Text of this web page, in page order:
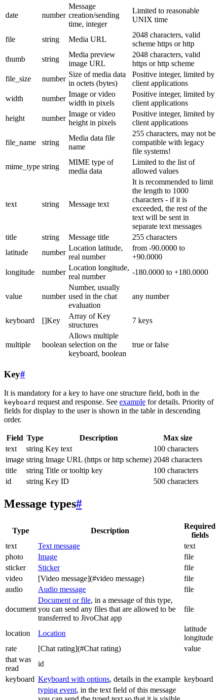
date number
Message
creation/sending
time, integer
Limited to reasonable
UNIX time
file string Media URL
2048 characters, valid
scheme https or http
thumb
string
Media preview
image URL
2048 characters, valid
https or http scheme
file_size
number
Size of media data
in octets (bytes)
Positive integer, limited by
client applications
width
number
Image or video
width in pixels
Positive integer, limited by
client applications
height
number
Image or video
height in pixels
Positive integer, limited by
client applications
file_name string
Media data file
name
255 characters, may not be
compatible with legacy
file systems!
mime_type string
MIME type of
media data
Limited to the list of
allowed values
text string Message text
It is recommended to limit
the length to 1000
characters - if it is
exceeded, the rest of the
text will be sent in
separate text messages
title
string Message title
255 characters
latitude
number
Location latitude,
real number
from -90.0000 to
+90.0000
longitude
number
Location longitude,
real number
-180.0000 to +180.0000
value number
Number, usually
used in the chat
evaluation
any number
keyboard []Key
Array of Key
structures
7 keys
multiple boolean
Allows multiple
selection on the
keyboard, boolean
true or false
Key#
It is mandatory for a key to have one structure field, both in the
keyboard request and response. See example for details. Priority of
fields for display to the user is shown in the table in descending
order.
Field Type Description
Max size
text
string Key text
100 characters
image string Image URL (https or http scheme) 2048 characters
title
string Title or tooltip key
100 characters
id
string Key ID 500 characters
Message types#
Type Description
Required
fields
text
Text message
text
photo
Image
file
sticker
Sticker
file
video
[Video message](#video message)
file
audio
Audio message file
document
Document or file, in a message of this type,
you can send any files that are allowed to be
transferred to JivoChat app
file
location Location
latitude
longitude
rate
[Chat rating](#Chat rating)
value
that was
read
id
keyboard Keyboard with options, details in the example keyboard
typing event, in the text field of this message